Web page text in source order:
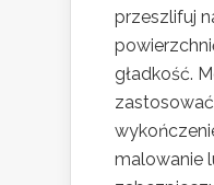
przeszlifuj
gładkość.
malowanie